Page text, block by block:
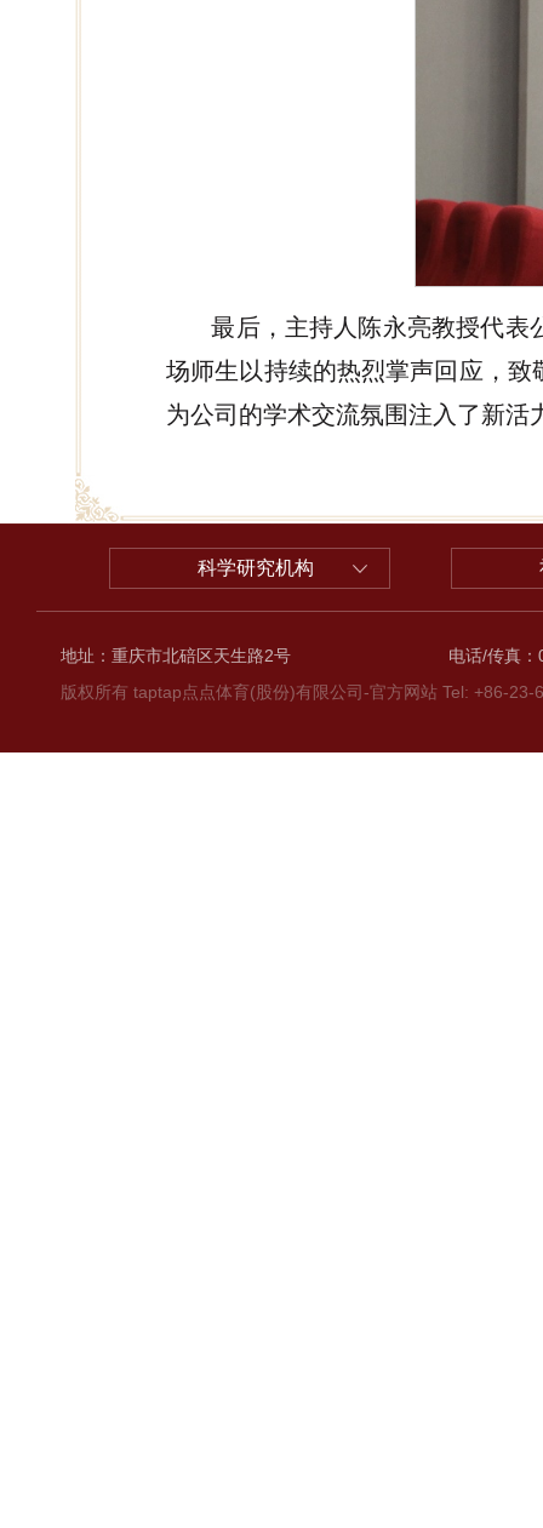
最后，主持人陈永亮教授代表
场师生以持续的热烈掌声回应，
为公司的学术交流氛围注入了新活
科学研究机构
地址：重庆市北碚区天生路2号
电话/传真
版权所有 taptap点点体育(股份)有限公司-官方网站 Tel: +86-23-